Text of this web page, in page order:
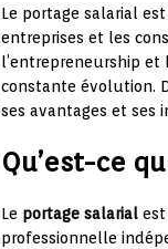
Le portage salarial
entreprises et les
l’entrepreneurship
constante évolution.
ses avantages et ses
Qu’est-ce
Le portage salarial est
professionnelle